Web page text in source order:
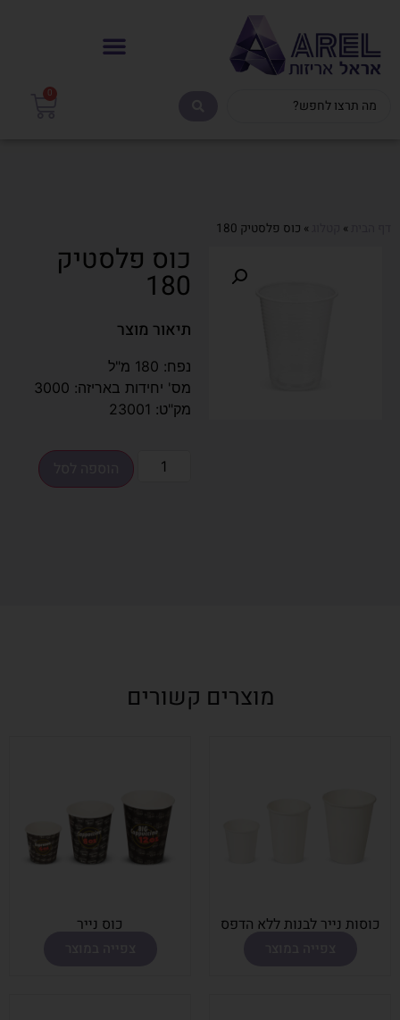
0
»
» כוס פלסטיק 180
כוס פלסטיק
180
תיאור מוצר
נפח: 180 מ"ל
מס' יחידות באריזה: 3000
מק"ט: 23001
מוצרים קשורים
כוסות נײר לבנות ללא הדפס כוס נײר